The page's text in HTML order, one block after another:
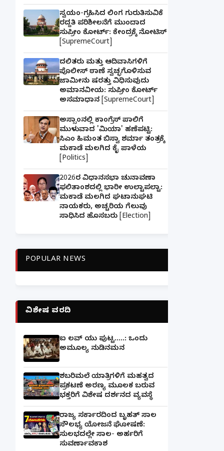
ಸ್ವಯಂ-ಗ್ರಹಿಸಿದ ಲಿಂಗ ಗುರುತಿಸುವಿಕೆ
ರದ್ದತಿ ಪರಿಶೀಲನೆಗೆ ಮುಂದಾದ
ಸುಪ್ರೀಂ ಕೋರ್ಟ್: ಕೇಂದ್ರಕ್ಕೆ ನೋಟಿಸ್
[SupremeCourt]
ದಲಿತರು ಮತ್ತು ಆದಿವಾಸಿಗಳಿಗೆ
ಪೊಲೀಸ್ ಠಾಣೆ ಸ್ವಚ್ಛಗೊಳಿಸುವ
ಜಾಮೀನು ಷರತ್ತು ವಿಧಿಸುವುದು
ಅಮಾನವೀಯ: ಸುಪ್ರೀಂ ಕೋರ್ಟ್
ಅಸಮಾಧಾನ [SupremeCourt]
ಅಸ್ಸಾಂನಲ್ಲಿ ಕಾಂಗ್ರೆಸ್ ಪಾಲಿಗೆ
ಮುಳುವಾದ 'ಮಿಯಾ' ಹಣೆಪಟ್ಟಿ:
ಸಿಎಂ ಹಿಮಂತ ಬಿಸ್ವಾ ಶರ್ಮಾ ತಂತ್ರಕ್ಕೆ
ಮಕಾಡೆ ಮಲಗಿದ ಕೈ ಪಾಳೆಯ
[Politics]
2026ರ ವಿಧಾನಸಭಾ ಚುನಾವಣಾ
ಫಲಿತಾಂಶದಲ್ಲಿ ಭಾರೀ ಉಲ್ಟಾಪಲ್ಟಾ:
ಮಕಾಡೆ ಮಲಗಿದ ಘಟಾನುಘಟಿ
ನಾಯಕರು, ಅಚ್ಚರಿಯ ಗೆಲುವು
ಸಾಧಿಸಿದ ಹೊಸಬರು [Election]
POPULAR NEWS
ವಿಶೇಷ ವರದಿ
ಐ ಲವ್ ಯು ಪುಟ್ಟ.....: ಒಂದು
ಅಮೂಲ್ಯ ನುಡಿನಮನ
ಶಬರಿಮಲೆ ಯಾತ್ರಿಗಳಿಗೆ ಮಹತ್ವದ
ಪ್ರಕಟಣೆ ಅರಣ್ಯ ಮೂಲಕ ಬರುವ
ಭಕ್ತರಿಗೆ ವಿಶೇಷ ದರ್ಶನದ ವ್ಯವಸ್ಥೆ
ರಾಜ್ಯ ಸರ್ಕಾರದಿಂದ ಬೃಹತ್ ಸಾಲ
ಸೌಲಭ್ಯ ಯೋಜನೆ ಘೋಷಣೆ:
ಸುಲಭದಲ್ಲೇ ಸಾಲ- ಅರ್ಹರಿಗೆ
ಸುವರ್ಣಾವಕಾಶ